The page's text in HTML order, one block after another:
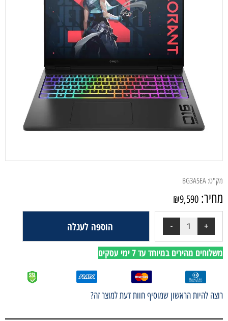
מק"ט: BG3A5EA
מחיר: ₪9,590
הוספה לעגלה
משלוחים מהירים במיוחד עד 7 ימי עסקים
רוצה להיות הראשון שמוסיף חוות דעת למוצר זה?